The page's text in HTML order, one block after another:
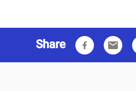
Share email